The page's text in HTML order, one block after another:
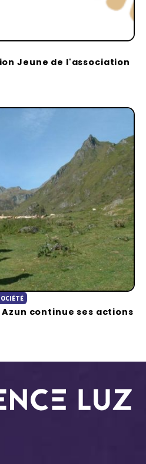
Jeune de l'association
continue ses actions